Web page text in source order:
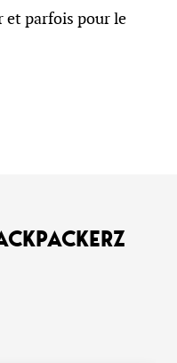
et parfois pour le